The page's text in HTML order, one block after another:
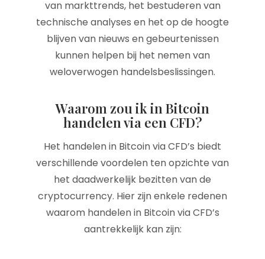
van markttrends, het bestuderen van
technische analyses en het op de hoogte
blijven van nieuws en gebeurtenissen
kunnen helpen bij het nemen van
weloverwogen handelsbeslissingen.
Waarom zou ik in Bitcoin
handelen via een CFD?
Het handelen in Bitcoin via CFD’s biedt
verschillende voordelen ten opzichte van
het daadwerkelijk bezitten van de
cryptocurrency. Hier zijn enkele redenen
waarom handelen in Bitcoin via CFD’s
aantrekkelijk kan zijn: